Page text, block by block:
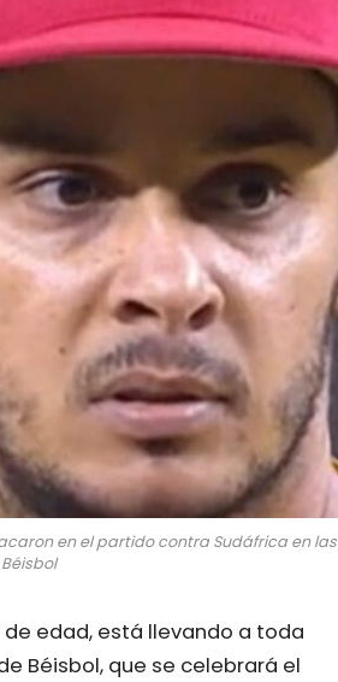
en el partido contra Sudáfrica en las
de edad, está llevando a toda
Béisbol, que se celebrará el